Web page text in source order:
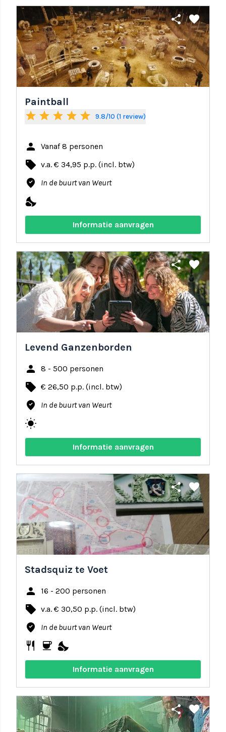
share favorite
Paintball
star star star star star 9.8/10 (1 review)
person Vanaf 8 personen
local_offer v.a. € 34,95 p.p. (incl. btw)
where_to_vote In de buurt van Weurt
nights_stay
Informatie aanvragen
share favorite
Levend Ganzenborden
person 8 - 500 personen
local_offer € 26,50 p.p. (incl. btw)
where_to_vote In de buurt van Weurt
wb_sunny
Informatie aanvragen
share favorite
Stadsquiz te Voet
person 16 - 200 personen
local_offer v.a. € 30,50 p.p. (incl. btw)
where_to_vote In de buurt van Weurt
restaurant coffee nights_stay
Informatie aanvragen
share favorite